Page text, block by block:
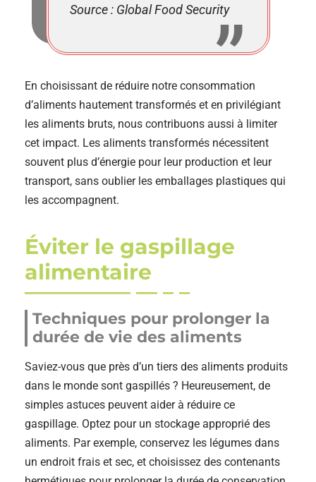
Source : Global Food Security
En choisissant de réduire notre consommation
d’aliments hautement transformés et en privilégiant
les aliments bruts, nous contribuons aussi à limiter
cet impact. Les aliments transformés nécessitent
souvent plus d’énergie pour leur production et leur
transport, sans oublier les emballages plastiques qui
les accompagnent.
Éviter le gaspillage
alimentaire
Techniques pour prolonger la
durée de vie des aliments
Saviez-vous que près d’un tiers des aliments produits
dans le monde sont gaspillés ? Heureusement, de
simples astuces peuvent aider à réduire ce
gaspillage. Optez pour un stockage approprié des
aliments. Par exemple, conservez les légumes dans
un endroit frais et sec, et choisissez des contenants